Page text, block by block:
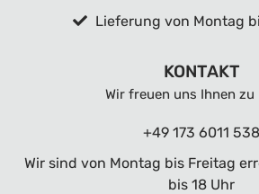
Lieferung von Montag
KONTAKT
Wir freuen uns Ihnen zu
+49 173 6011 538
Wir sind von Montag bis Freitag
bis 18 Uhr